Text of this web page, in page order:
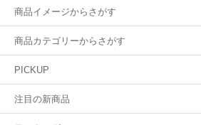
商品イメージからさがす
商品カテゴリーからさがす
PICKUP
注目の新商品